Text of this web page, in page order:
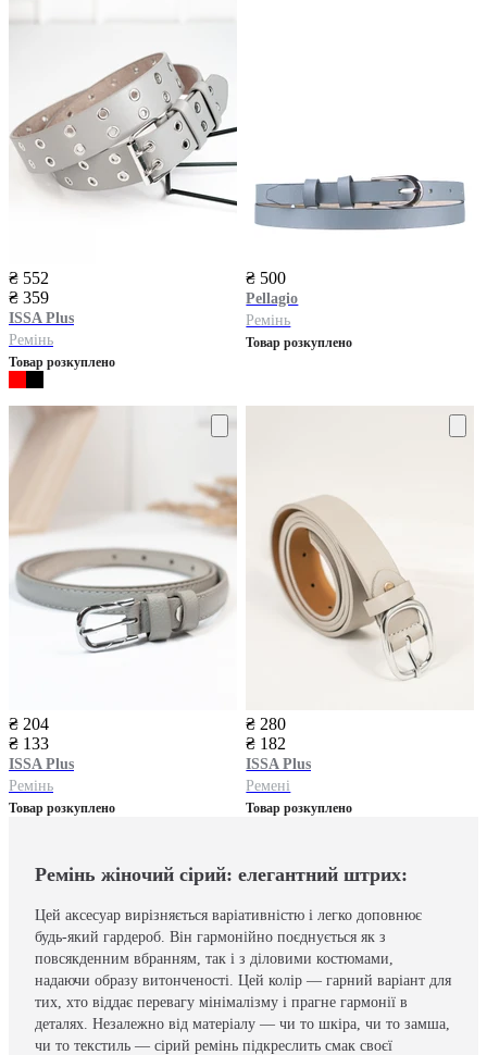
₴ 552
₴ 359
ISSA Plus
Ремінь
Товар розкуплено
₴ 500
Pellagio
Ремінь
Товар розкуплено
₴ 204
₴ 133
ISSA Plus
Ремінь
Товар розкуплено
₴ 280
₴ 182
ISSA Plus
Ремені
Товар розкуплено
Ремінь жіночий сірий: елегантний штрих:
Цей аксесуар вирізняється варіативністю і легко доповнює
будь-який гардероб. Він гармонійно поєднується як з
повсякденним вбранням, так і з діловими костюмами,
надаючи образу витонченості. Цей колір — гарний варіант для
тих, хто віддає перевагу мінімалізму і прагне гармонії в
деталях. Незалежно від матеріалу — чи то шкіра, чи то замша,
чи то текстиль — сірий ремінь підкреслить смак своєї